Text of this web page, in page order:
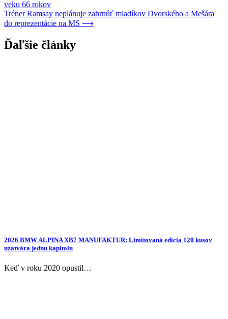
veku 66 rokov
Tréner Ramsay neplánuje zahrnúť mladíkov Dvorského a Mešára
do reprezentácie na MS ⟶
Ďaľšie články
2026 BMW ALPINA XB7 MANUFAKTUR: Limitovaná edícia 120 kusov
uzatvára jednu kapitolu
Keď v roku 2020 opustil…